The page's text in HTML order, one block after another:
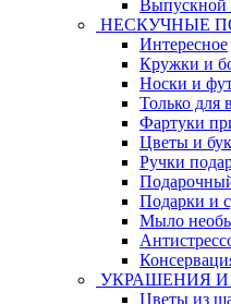
Выпускной
НЕСКУЧНЫЕ
Интересное
Кружки и
Носки и
Только для
Фартуки
Цветы и
Ручки
Подарки и
Мыло
УКРАШЕНИЯ
Цветы из